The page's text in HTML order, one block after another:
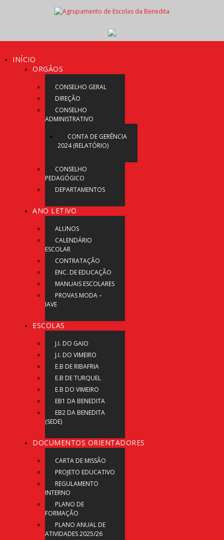
INÍCIO
ORGÃOS
CONSELHO GERAL
DIREÇÃO
CONSELHO
ADMINISTRATIVO
CONTA DE GERÊNCIA
2024 (RELATÓRIO)
CONSELHO
PEDAGÓGICO
DEPARTAMENTOS
ANO LETIVO
ALUNOS
CALENDÁRIO
ESCOLAR
CONTRATAÇÃO
ENC. DE EDUCAÇÃO
MANUAIS ESCOLARES
PROVAS MODA –
IAVE
ESCOLAS
J.I. DO GAIO
J.I. DO VIMEIRO
E.B DE RIBAFRIA
E.B DE TURQUEL
E.B DO VIMEIRO
EB1 DA BENEDITA
EB2 DA BENEDITA
(SEDE)
DOCUMENTOS ORIENTADORES
CARTA DE MISSÃO
PROJETO EDUCATIVO
REGULAMENTO
INTERNO
PLANO DE
FORMAÇÃO
PLANO ANUAL DE
ATIVIDADES 2025/26